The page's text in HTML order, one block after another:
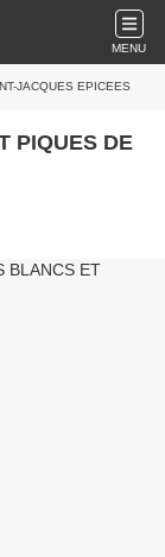
MENU
JACQUES EPICEES
PIQUES DE